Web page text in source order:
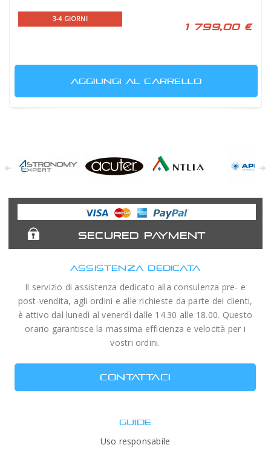
3-4 GIORNI
1 799,00 €
AGGIUNGI AL CARRELLO
Expert
Telescopes
SECURED PAYMENT
ASSISTENZA DEDICATA
Il servizio di assistenza dedicato alla consulenza pre- e
post-vendita, agli ordini e alle richieste da parte dei clienti,
è attivo dal lunedì al venerdì dalle 14.30 alle 18.00. Questo
orario garantisce la massima efficienza e velocità per i
vostri ordini.
CONTATTACI
GUIDE
Uso responsabile